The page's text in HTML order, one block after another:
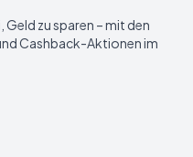
Geld zu sparen – mit den
Cashback-Aktionen im